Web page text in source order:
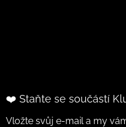
❤️ Staňte se součástí
Vložte svůj e-mail a my